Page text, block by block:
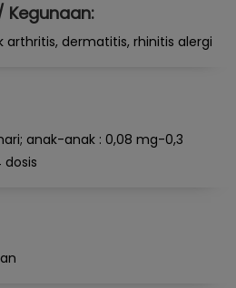
dermatitis, rhinitis alergi
anak-anak : 0,08 mg-0,3